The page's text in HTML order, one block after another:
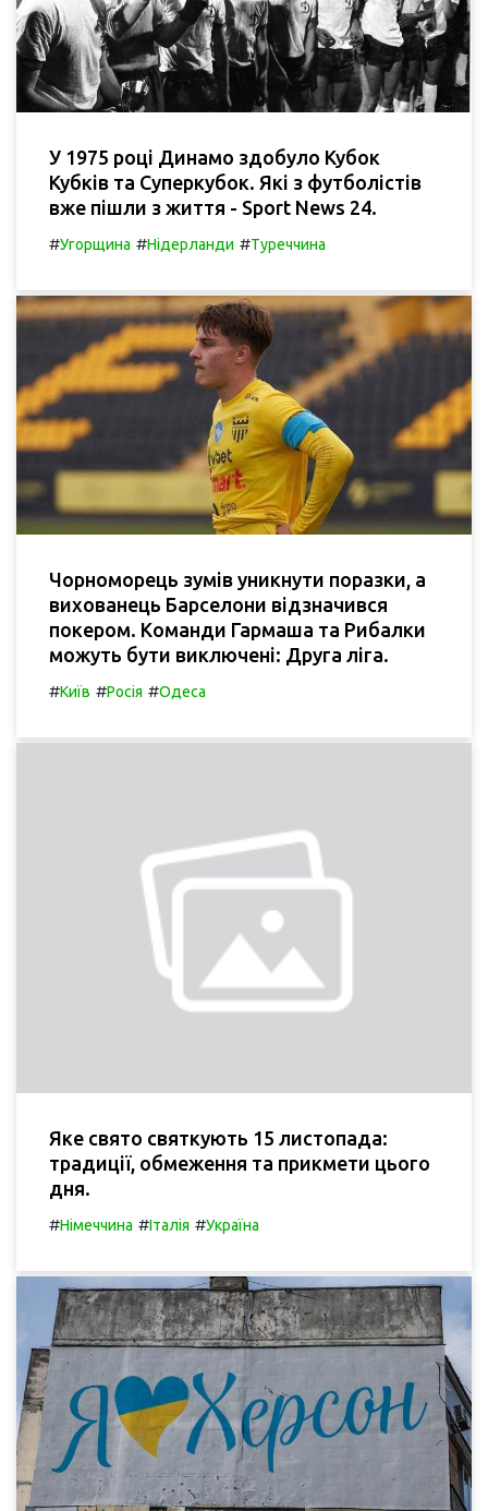
У 1975 році Динамо здобуло Кубок
Кубків та Суперкубок. Які з футболістів
вже пішли з життя - Sport News 24.
#Угорщина #Нідерланди #Туреччина
Чорноморець зумів уникнути поразки, а
вихованець Барселони відзначився
покером. Команди Гармаша та Рибалки
можуть бути виключені: Друга ліга.
#Київ #Росія #Одеса
Яке свято святкують 15 листопада:
традиції, обмеження та прикмети цього
дня.
#Німеччина #Італія #Україна